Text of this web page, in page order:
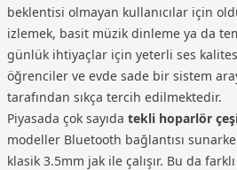
beklentisi olmayan kullanıcılar için
izlemek, basit müzik dinleme ya da
günlük ihtiyaçlar için yeterli ses
öğrenciler ve evde sade bir sistem
tarafından sıkça tercih edilmektedir.
Piyasada çok sayıda tekli hoparlör
modeller Bluetooth bağlantısı
klasik 3.5mm jak ile çalışır. Bu da